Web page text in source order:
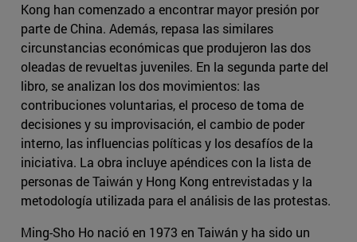
Kong han comenzado a encontrar mayor presión por
parte de China. Además, repasa las similares
circunstancias económicas que produjeron las dos
oleadas de revueltas juveniles. En la segunda parte del
libro, se analizan los dos movimientos: las
contribuciones voluntarias, el proceso de toma de
decisiones y su improvisación, el cambio de poder
interno, las influencias políticas y los desafíos de la
iniciativa. La obra incluye apéndices con la lista de
personas de Taiwán y Hong Kong entrevistadas y la
metodología utilizada para el análisis de las protestas.
Ming-Sho Ho nació en 1973 en Taiwán y ha sido un